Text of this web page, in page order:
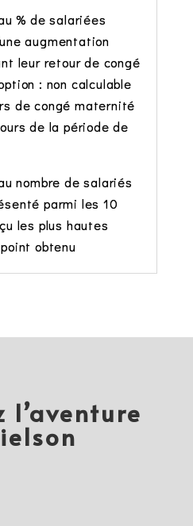
% de salariées
augmentation
leur retour de congé
: non calculable
de congé maternité
de la période de
nombre de salariés
parmi les 10
les plus hautes
obtenu
l’aventure